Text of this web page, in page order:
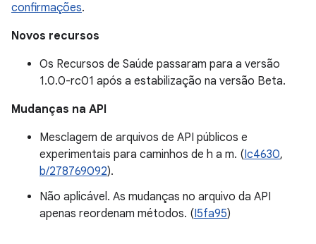
confirmações.
Novos recursos
Os Recursos de Saúde passaram para a versão
1.0.0-rc01 após a estabilização na versão Beta.
Mudanças na API
Mesclagem de arquivos de API públicos e
experimentais para caminhos de h a m. (Ic4630,
b/278769092).
Não aplicável. As mudanças no arquivo da API
apenas reordenam métodos. (I5fa95)